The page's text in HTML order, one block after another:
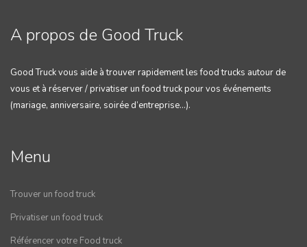
Boisson:
- Eau plate/ Eau gazeuse 2€
-Cidre pression 3€/ Biere pression 4€
A propos de Good Truck
Good Truck vous aide à trouver rapidement les food trucks autour de
vous et à réserver / privatiser un food truck pour vos événements
(mariage, anniversaire, soirée d’entreprise…).
Menu
Trouver un food truck
Privatiser un food truck
Référencer votre Food truck